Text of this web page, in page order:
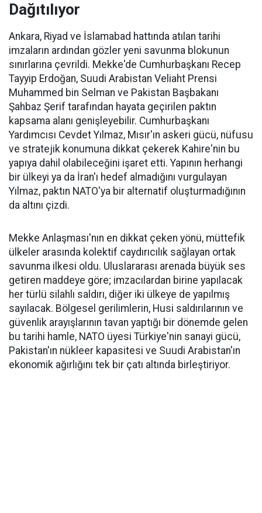
Dağıtılıyor
Ankara, Riyad ve İslamabad hattında atılan tarihi
imzaların ardından gözler yeni savunma blokunun
sınırlarına çevrildi. Mekke'de Cumhurbaşkanı Recep
Tayyip Erdoğan, Suudi Arabistan Veliaht Prensi
Muhammed bin Selman ve Pakistan Başbakanı
Şahbaz Şerif tarafından hayata geçirilen paktın
kapsama alanı genişleyebilir. Cumhurbaşkanı
Yardımcısı Cevdet Yılmaz, Mısır'ın askeri gücü, nüfusu
ve stratejik konumuna dikkat çekerek Kahire'nin bu
yapıya dahil olabileceğini işaret etti. Yapının herhangi
bir ülkeyi ya da İran'ı hedef almadığını vurgulayan
Yılmaz, paktın NATO'ya bir alternatif oluşturmadığının
da altını çizdi.
Mekke Anlaşması'nın en dikkat çeken yönü, müttefik
ülkeler arasında kolektif caydırıcılık sağlayan ortak
savunma ilkesi oldu. Uluslararası arenada büyük ses
getiren maddeye göre; imzacılardan birine yapılacak
her türlü silahlı saldırı, diğer iki ülkeye de yapılmış
sayılacak. Bölgesel gerilimlerin, Husi saldırılarının ve
güvenlik arayışlarının tavan yaptığı bir dönemde gelen
bu tarihi hamle, NATO üyesi Türkiye'nin sanayi gücü,
Pakistan'ın nükleer kapasitesi ve Suudi Arabistan'ın
ekonomik ağırlığını tek bir çatı altında birleştiriyor.